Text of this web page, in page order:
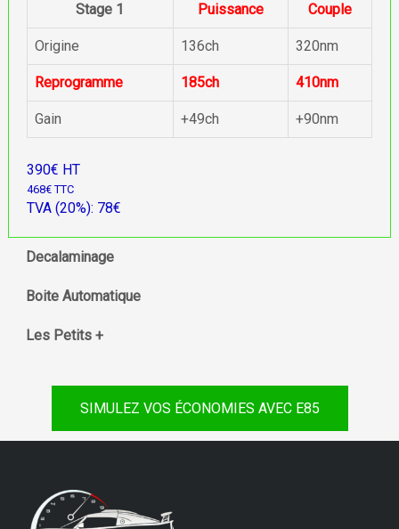
Stage 1
Puissance Couple
Origine 136ch 320nm
Reprogramme 185ch 410nm
Gain +49ch +90nm
390€ HT
468€ TTC
TVA (20%): 78€
Decalaminage
Boite Automatique
Les Petits +
SIMULEZ VOS ÉCONOMIES AVEC E85